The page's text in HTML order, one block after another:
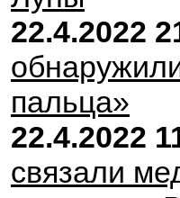
22.4.2022
пальца»
22.4.2022
связали